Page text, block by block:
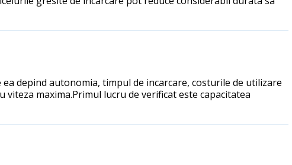
depind autonomia, timpul de incarcare, costurile de utilizare
maxima.Primul lucru de verificat este capacitatea